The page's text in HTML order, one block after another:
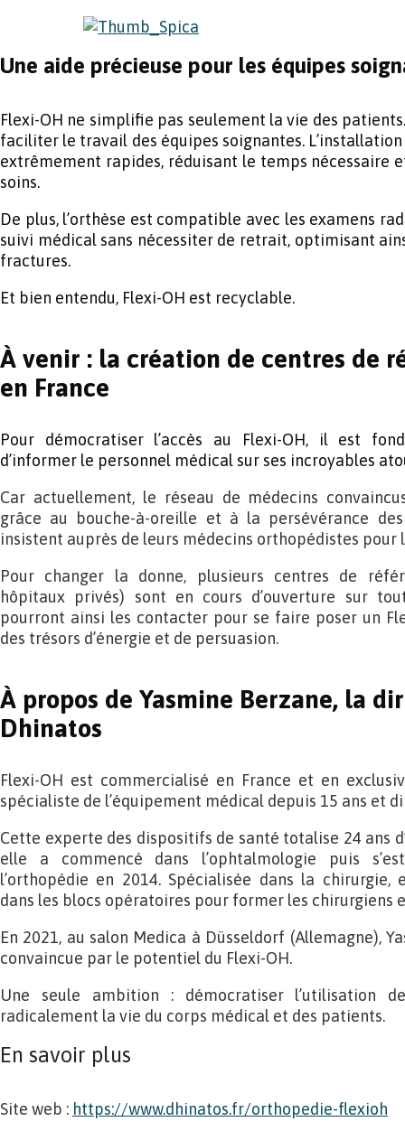
Une aide précieuse pour les équipes
Flexi-OH ne simplifie pas seulement la vie des
faciliter le travail des équipes soignantes.
extrêmement rapides, réduisant le temps nécessaire
soins.
De plus, l’orthèse est compatible avec les examens
suivi médical sans nécessiter de retrait, optimisant
fractures.
Et bien entendu, Flexi-OH est recyclable.
À venir : la création de centres de
en France
Pour démocratiser l’accès au Flexi-OH, il est
d’informer le personnel médical sur ses incroyables
Car actuellement, le réseau de médecins
grâce au bouche-à-oreille et à la persévérance
insistent auprès de leurs médecins orthopédistes pour
Pour changer la donne, plusieurs centres de
hôpitaux privés) sont en cours d’ouverture sur
pourront ainsi les contacter pour se faire poser un
des trésors d’énergie et de persuasion.
À propos de Yasmine Berzane, la
Dhinatos
Flexi-OH est commercialisé en France et en
spécialiste de l’équipement médical depuis 15 ans et
Cette experte des dispositifs de santé totalise 24 ans
elle a commencé dans l’ophtalmologie puis
l’orthopédie en 2014. Spécialisée dans la
dans les blocs opératoires pour former les chirurgiens
En 2021, au salon Medica à Düsseldorf (Allemagne),
convaincue par le potentiel du Flexi-OH.
Une seule ambition : démocratiser l’utilisation
radicalement la vie du corps médical et des patients.
En savoir plus
Site web : https://www.dhinatos.fr/orthopedie-flexioh